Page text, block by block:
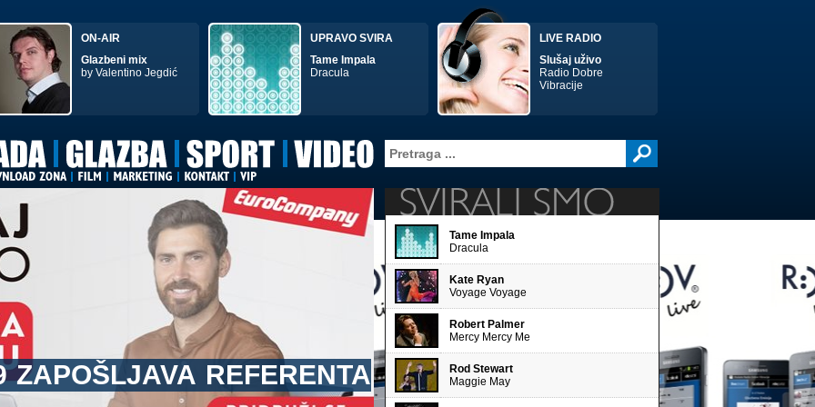
ON-AIR
Glazbeni mix
by Valentino Jegdić
UPRAVO SVIRA
Tame Impala
Dracula
LIVE RADIO
Slušaj uživo
Radio Dobre
Vibracije
STANDARDCAST, AI POWERED
PODCAST
Tame Impala
Dracula
Kate Ryan
Voyage Voyage
Robert Palmer
Mercy Mercy Me
Rod Stewart
Maggie May